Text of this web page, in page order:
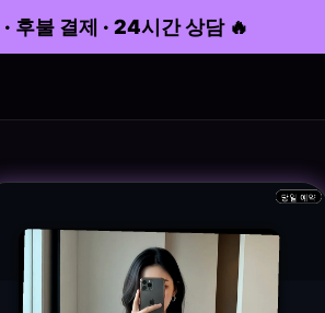
결제 · 24시간 상담 🔥